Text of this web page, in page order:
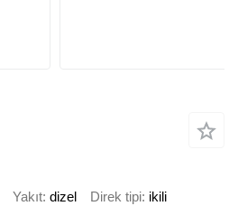
Yakıt dizel Direk tipi ikili